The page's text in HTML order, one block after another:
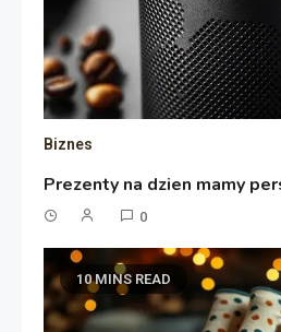
Biznes
Prezenty na dzien mamy
0
10 MINS READ